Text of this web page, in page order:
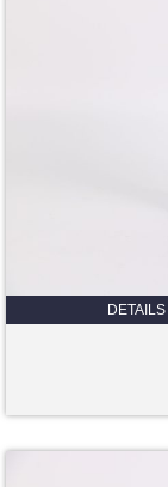
DETAILS